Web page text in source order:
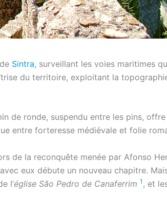
Sintra, surveillant les voies maritimes
du territoire, exploitant la
de ronde, suspendu entre les pins,
entre forteresse médiévale et folie
de la reconquête menée par Afonso
eux débute un nouveau chapitre.
l’église São Pedro de Canaferrim 1 , et